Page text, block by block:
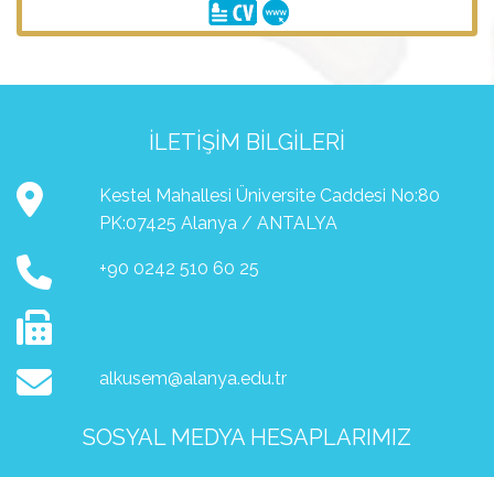
İLETIŞIM BILGILERI
Kestel Mahallesi Üniversite Caddesi No:80
PK:07425 Alanya / ANTALYA
+90 0242 510 60 25
alkusem@alanya.edu.tr
SOSYAL MEDYA HESAPLARIMIZ